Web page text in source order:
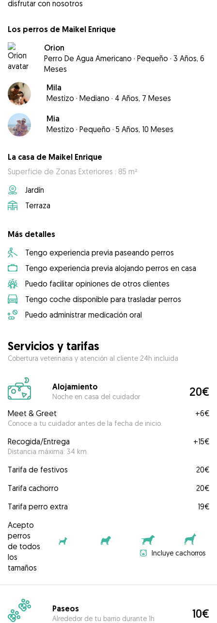
disfrutar con nosotros
Los perros de Maikel Enrique
Orion
Perro De Agua Americano · Pequeño · 3 Años, 6
Meses
Mila
Mestizo · Mediano · 4 Años, 7 Meses
Mia
Mestizo · Pequeño · 5 Años, 10 Meses
La casa de Maikel Enrique
Superficie de Zonas Exteriores : 85 m²
Jardín
Terraza
Más detalles
Tengo experiencia previa paseando perros
Tengo experiencia previa alojando perros en casa
Puedo facilitar opiniones de otros clientes
Tengo coche disponible para trasladar perros
Puedo administrar medicación oral
Servicios y tarifas
Cobertura veterinaria y atención al cliente 24h incluida
Alojamiento
Noche en casa del cuidador 20€
Meet & Greet
Conoce a tu cuidador antes de la fecha de inicio.
+6€
Recogida/Entrega
Distancia máxima: 34 km
+15€
Tarifa de festivos
20€
Tarifa cachorro
20€
Tarifa perro extra
19€
Acepto
perros
de todos
los
tamaños
Incluye cachorros
Paseos
Alrededor de tu barrio durante 1h 10€